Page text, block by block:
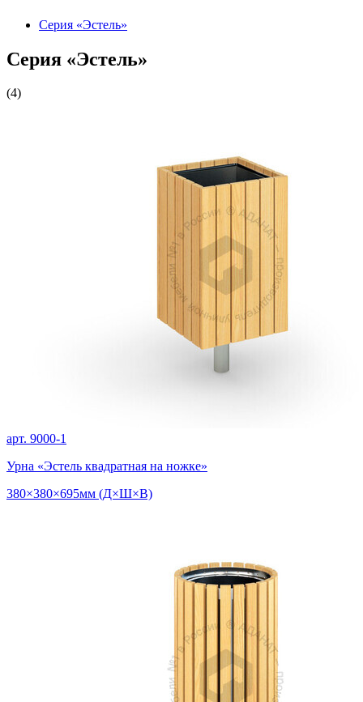
Серия «Эстель»
Серия «Эстель»
(4)
арт. 9000-1
Урна «Эстель квадратная на ножке»
380×380×695мм (Д×Ш×В)